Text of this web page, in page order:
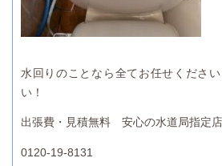
水回りのことなら全てお任せくださ
い！
出張費・見積無料 安心の水道局指定店
0120-19-8131